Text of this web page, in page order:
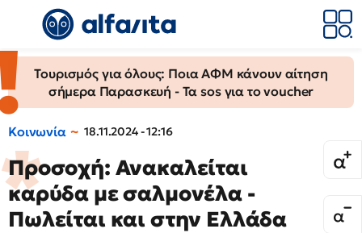
Τουρισμός για όλους: Ποια ΑΦΜ κάνουν αίτηση
σήμερα Παρασκευή - Τα sos για το voucher
Κοινωνία 18.11.2024 - 12:16
Προσοχή: Ανακαλείται
καρύδα με σαλμονέλα -
Πωλείται και στην Ελλάδα